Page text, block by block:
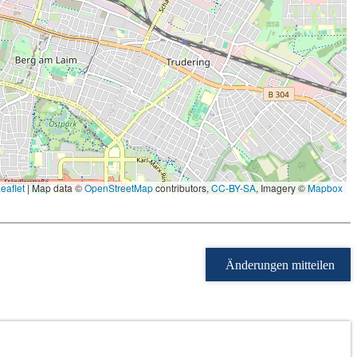
|Map data ©OpenStreetMapcontributors, CC-BY-SA, Imagery ©Mapbox
Änderungen mitteilen